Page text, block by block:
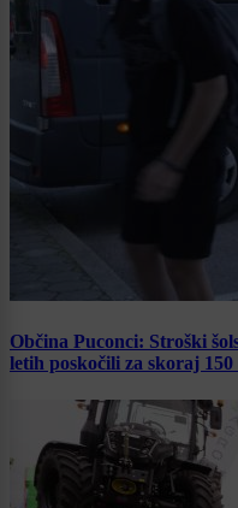
Občina Puconci: Stroški
letih poskočili za skoraj